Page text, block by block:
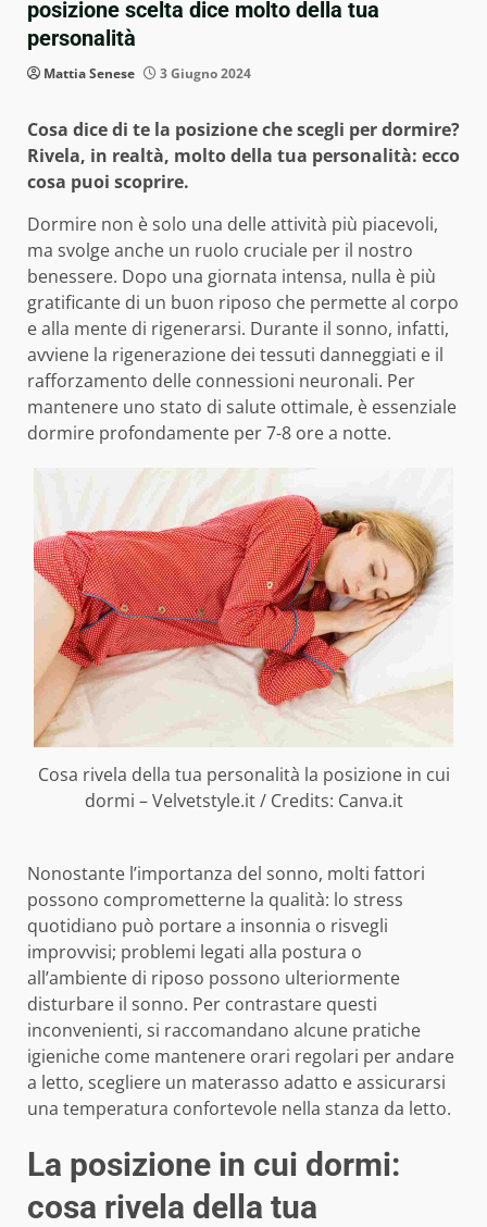
posizione scelta dice molto della tua
personalità
Mattia Senese 3 Giugno 2024
Cosa dice di te la posizione che scegli per dormire?
Rivela, in realtà, molto della tua personalità: ecco
cosa puoi scoprire.
Dormire non è solo una delle attività più piacevoli,
ma svolge anche un ruolo cruciale per il nostro
benessere. Dopo una giornata intensa, nulla è più
gratificante di un buon riposo che permette al corpo
e alla mente di rigenerarsi. Durante il sonno, infatti,
avviene la rigenerazione dei tessuti danneggiati e il
rafforzamento delle connessioni neuronali. Per
mantenere uno stato di salute ottimale, è essenziale
dormire profondamente per 7-8 ore a notte.
Cosa rivela della tua personalità la posizione in cui
dormi – Velvetstyle.it / Credits: Canva.it
Nonostante l’importanza del sonno, molti fattori
possono comprometterne la qualità: lo stress
quotidiano può portare a insonnia o risvegli
improvvisi; problemi legati alla postura o
all’ambiente di riposo possono ulteriormente
disturbare il sonno. Per contrastare questi
inconvenienti, si raccomandano alcune pratiche
igieniche come mantenere orari regolari per andare
a letto, scegliere un materasso adatto e assicurarsi
una temperatura confortevole nella stanza da letto.
La posizione in cui dormi:
cosa rivela della tua